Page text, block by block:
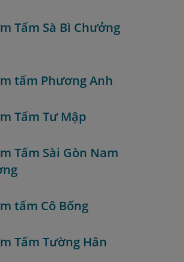
Tấm Sà Bì Chưởng
tấm Phương Anh
Tấm Tư Mập
Tấm Sài Gòn Nam
tấm Cô Bống
Tấm Tường Hân